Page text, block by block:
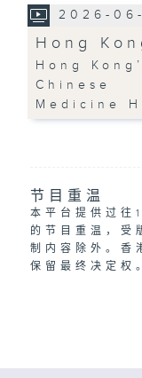
2026-
Hong
Hong
Chinese
Medicine
节目重温
本平台提供过往
的节目重温，受
制内容除外。香
保留最终决定权